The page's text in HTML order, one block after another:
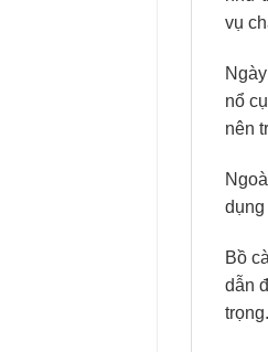
vụ
nổ
nên
dụng
Bồ
dẫn
trọng.